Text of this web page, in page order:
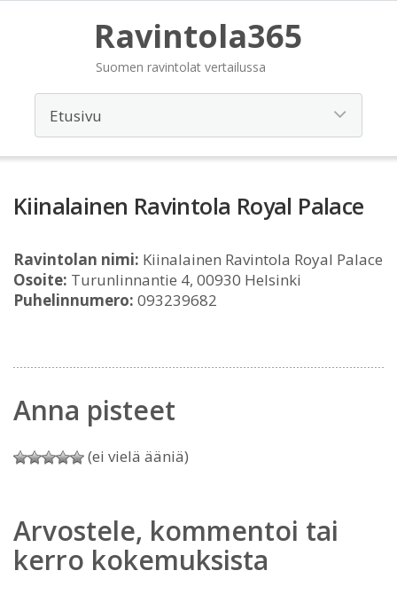
Ravintola365
Suomen ravintolat vertailussa
Kiinalainen Ravintola Royal Palace
Ravintolan nimi: Kiinalainen Ravintola Royal Palace
Osoite: Turunlinnantie 4, 00930 Helsinki
Puhelinnumero: 093239682
Anna pisteet
(ei vielä ääniä)
Arvostele, kommentoi tai
kerro kokemuksista